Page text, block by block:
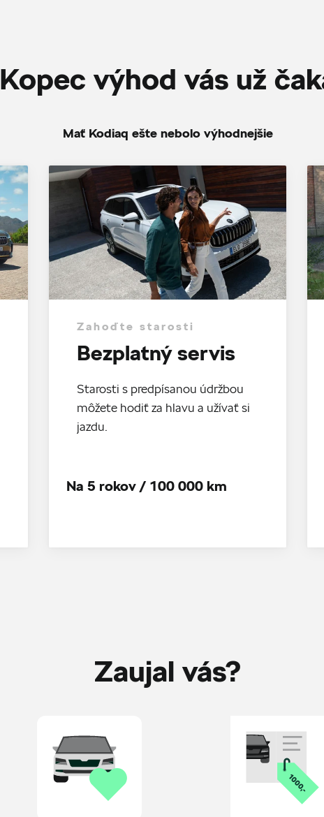
Kopec výhod vás už
Mať Kodiaq ešte nebolo výhodnejšie
Zahoďte starosti
Bezplatný servis
Starosti s predpísanou údržbou
môžete hodiť za hlavu a užívať si
jazdu.
Na 5 rokov / 100 000 km
Zaujal vás?